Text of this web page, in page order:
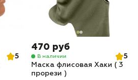
5
470 руб
В наличии
5
Маска флисовая Хаки ( 3
прорези )